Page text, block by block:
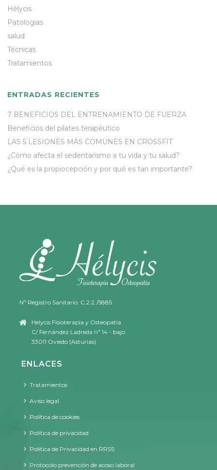
Hélycis
Patologias
salud
Técnicas
Tratamientos
ENTRADAS RECIENTES
7 BENEFICIOS DEL ENTRENAMIENTO DE FUERZA
Beneficios del pilates terapéutico
LAS 5 LESIONES MÁS COMUNES EN CROSSFIT
¿Cómo afecta el sedentarismo a tu vida y tu salud?
¿Qué es la propiocepción y por qué es tan importante?
Nº Registro Sanitario: C.2.2./5885
Helycis Fisioterapia y Osteopatía
C/ Fernández Ladreda nº 14 - bajo
33011 Oviedo (Asturias)
ENLACES
Tratamientos
Aviso legal
Política de cookies
Política de privacidad
Política de Privacidad en RRSS
Protocolo prevención de acoso laboral